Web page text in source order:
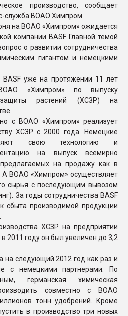
ПЕРЕЙТИ НА
производство, сообщает
служба ВОАО Химпром.
на ВОАО «Химпром» ожидается
компании BASF. Главной темой
о развитии сотрудничества
гигантом и немецкими
уже на протяжении 11 лет
«Химпром» по выпуску
защиты растений (ХСЗР) на
с ВОАО «Химпром» реализует
ХСЗР с 2000 года. Немецкие
свою технологию и
на выпуск всемирно
на продажу как в
А ВОАО «Химпром» осуществляет
сырья с последующим вывозом
За годы сотрудничества BASF
производимой продукции
ХСЗР на предприятии
2011 году он был увеличен до 3,2
на следующий 2012 год как раз и
с немецкими партнерами. По
германская химическая
совместно с ВОАО
тонн удобрений. Кроме
в производство три новых